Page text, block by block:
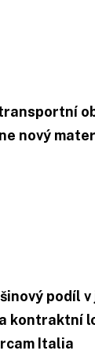
nový
podíl
kontraktní
Italia